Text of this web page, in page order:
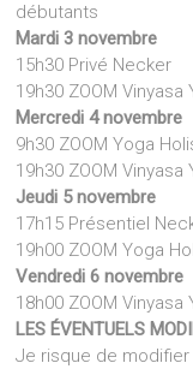
débutants
Mardi 3 novembre
15h30 Privé Necker
19h30 ZOOM
Mercredi 4 novembre
9h30 ZOOM Yoga
19h30 ZOOM
Jeudi 5 novembre
17h15 Présentiel
19h00 ZOOM Yoga
Vendredi 6 novembre
18h00 ZOOM
LES ÉVENTUELS
Je risque de